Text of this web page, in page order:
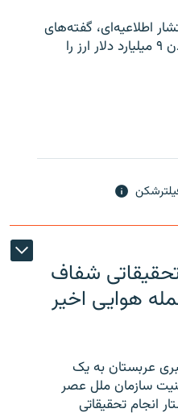
اطلاعیه‌ای، گفته‌های
یک نماینده مجلس درباره گم شدن ۹ میلیارد دلار ارز را
شفاف
هوایی اخیر
عربستان به یک
سازمان ملل عصر
انجام تحقیقاتی